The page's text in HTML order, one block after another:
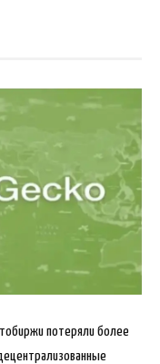
потеряли более